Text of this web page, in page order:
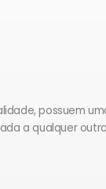
possuem
a qualquer